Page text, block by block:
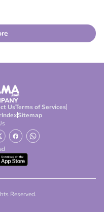
UsTerms of Services
IndexSitemap
Reserved.